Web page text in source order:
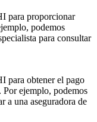
para proporcionar
podemos
para consultar
para obtener el pago
ejemplo, podemos
a una aseguradora de